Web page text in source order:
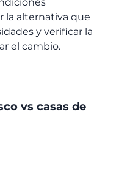
la alternativa que
y verificar la
el cambio.
vs casas de